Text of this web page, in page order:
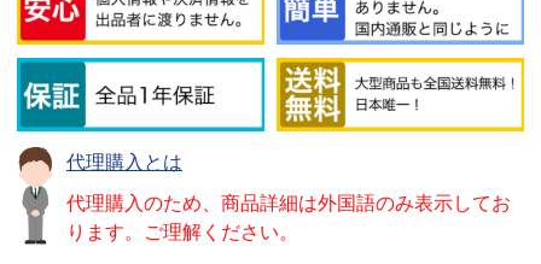
代理購入とは
代理購入のため、商品詳細は外国語のみ表示してお
ります。ご理解ください。